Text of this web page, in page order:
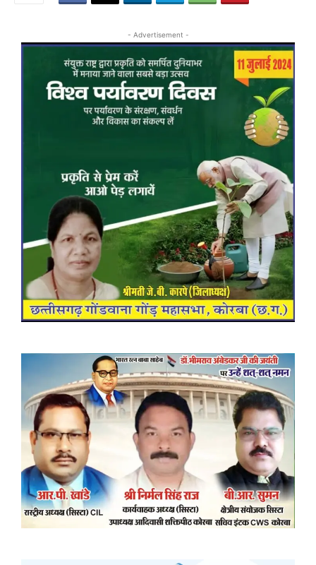
- Advertisement -